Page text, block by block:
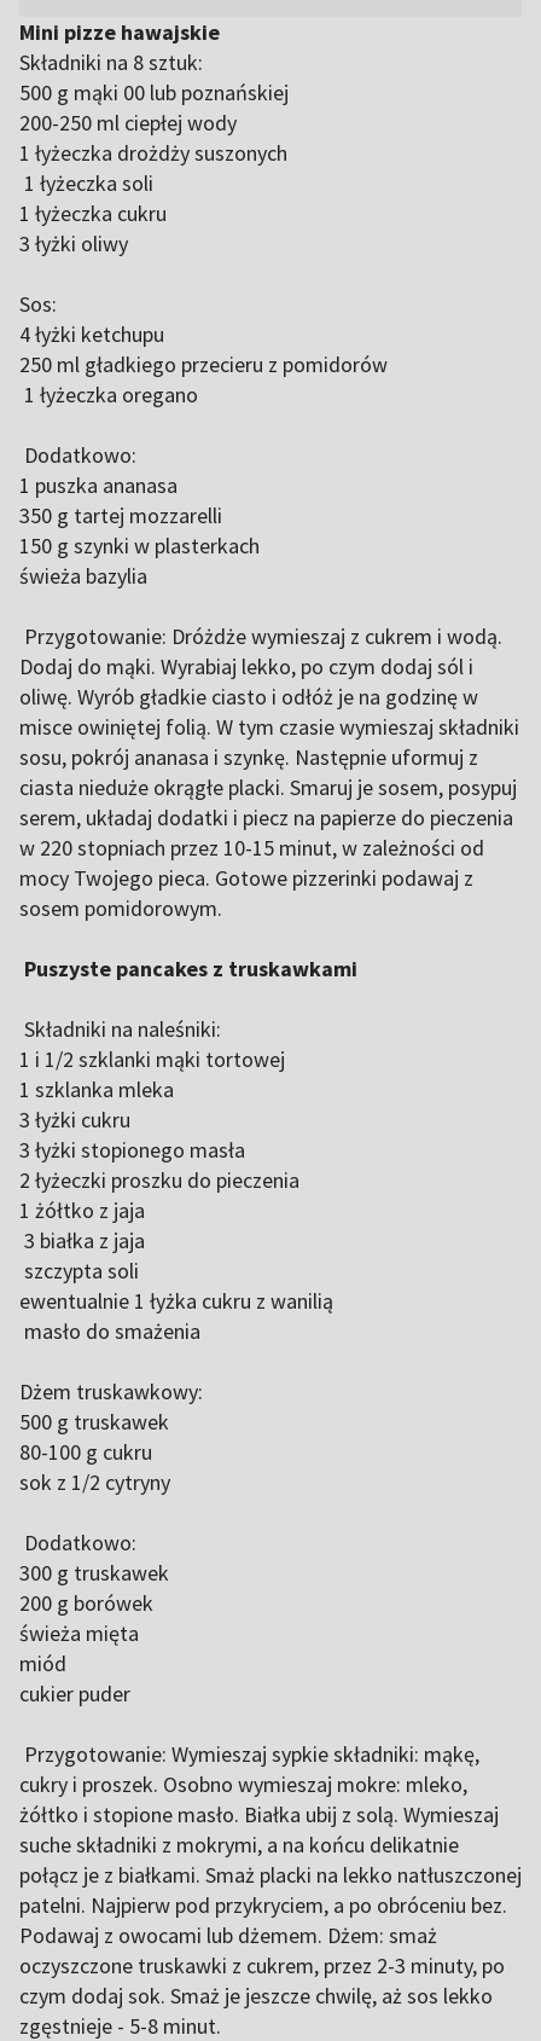
Mini pizze hawajskie
Składniki na 8 sztuk:
500 g mąki 00 lub poznańskiej
200-250 ml ciepłej wody
1 łyżeczka drożdży suszonych
1 łyżeczka soli
1 łyżeczka cukru
3 łyżki oliwy
Sos:
4 łyżki ketchupu
250 ml gładkiego przecieru z pomidorów
1 łyżeczka oregano
Dodatkowo:
1 puszka ananasa
350 g tartej mozzarelli
150 g szynki w plasterkach
świeża bazylia
Przygotowanie: Dróżdże wymieszaj z cukrem i wodą.
Dodaj do mąki. Wyrabiaj lekko, po czym dodaj sól i
oliwę. Wyrób gładkie ciasto i odłóż je na godzinę w
misce owiniętej folią. W tym czasie wymieszaj składniki
sosu, pokrój ananasa i szynkę. Następnie uformuj z
ciasta nieduże okrągłe placki. Smaruj je sosem, posypuj
serem, układaj dodatki i piecz na papierze do pieczenia
w 220 stopniach przez 10-15 minut, w zależności od
mocy Twojego pieca. Gotowe pizzerinki podawaj z
sosem pomidorowym.
Puszyste pancakes z truskawkami
Składniki na naleśniki:
1 i 1/2 szklanki mąki tortowej
1 szklanka mleka
3 łyżki cukru
3 łyżki stopionego masła
2 łyżeczki proszku do pieczenia
1 żółtko z jaja
3 białka z jaja
szczypta soli
ewentualnie 1 łyżka cukru z wanilią
masło do smażenia
Dżem truskawkowy:
500 g truskawek
80-100 g cukru
sok z 1/2 cytryny
Dodatkowo:
300 g truskawek
200 g borówek
świeża mięta
miód
cukier puder
Przygotowanie: Wymieszaj sypkie składniki: mąkę,
cukry i proszek. Osobno wymieszaj mokre: mleko,
żółtko i stopione masło. Białka ubij z solą. Wymieszaj
suche składniki z mokrymi, a na końcu delikatnie
połącz je z białkami. Smaż placki na lekko natłuszczonej
patelni. Najpierw pod przykryciem, a po obróceniu bez.
Podawaj z owocami lub dżemem. Dżem: smaż
oczyszczone truskawki z cukrem, przez 2-3 minuty, po
czym dodaj sok. Smaż je jeszcze chwilę, aż sos lekko
zgęstnieje - 5-8 minut.